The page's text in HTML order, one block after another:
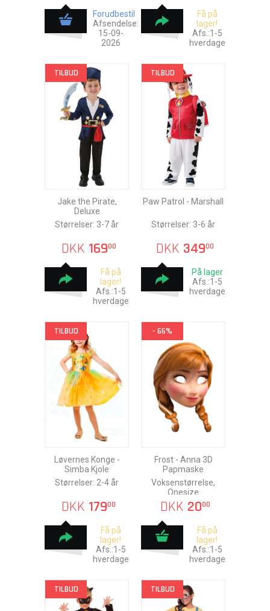
Forudbestil
Afsendelse:
15-09-
2026
Få på
lager!
Afs.:1-5
hverdage
TILBUD
Jake the Pirate,
Deluxe
Størrelser: 3-7 år
DKK 16900
Få på
lager!
Afs.:1-5
hverdage
TILBUD
Paw Patrol - Marshall
Størrelser: 3-6 år
DKK 34900
På lager
Afs.:1-5
hverdage
TILBUD
Løvernes Konge -
Simba Kjole
Størrelser: 2-4 år
DKK 17900
Få på
lager!
Afs.:1-5
hverdage
- 66%
Frost - Anna 3D
Papmaske
Voksenstørrelse,
Onesize
DKK 2000
Få på
lager!
Afs.:1-5
hverdage
TILBUD TILBUD